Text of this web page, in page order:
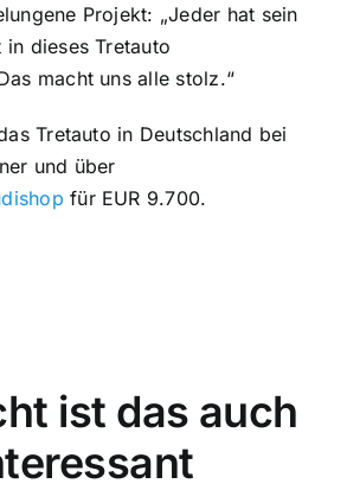
Projekt: „Jeder hat sein
dieses Tretauto
macht uns alle stolz.“
Tretauto in Deutschland bei
und über
für EUR 9.700.
ist das auch